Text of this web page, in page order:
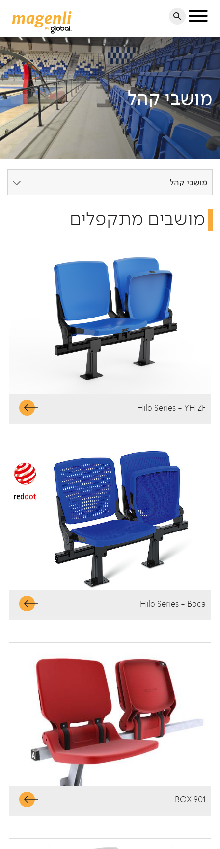
Toggle
מושבי קהל
מושבי קהל
מושבים מתקפלים
Hilo Series - YH ZF
Hilo Series - Boca
BOX 901